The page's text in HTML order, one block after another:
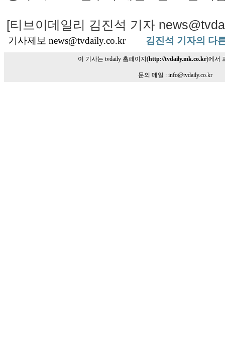
[티브이데일리 김진석 기자
기사제보 news@tvdaily.co.kr 김진석 기자의 다
이 기사는 tvdaily 홈페이지(http://tvdaily.mk.co.kr)에서
문의 메일 : info@tvdaily.co.kr